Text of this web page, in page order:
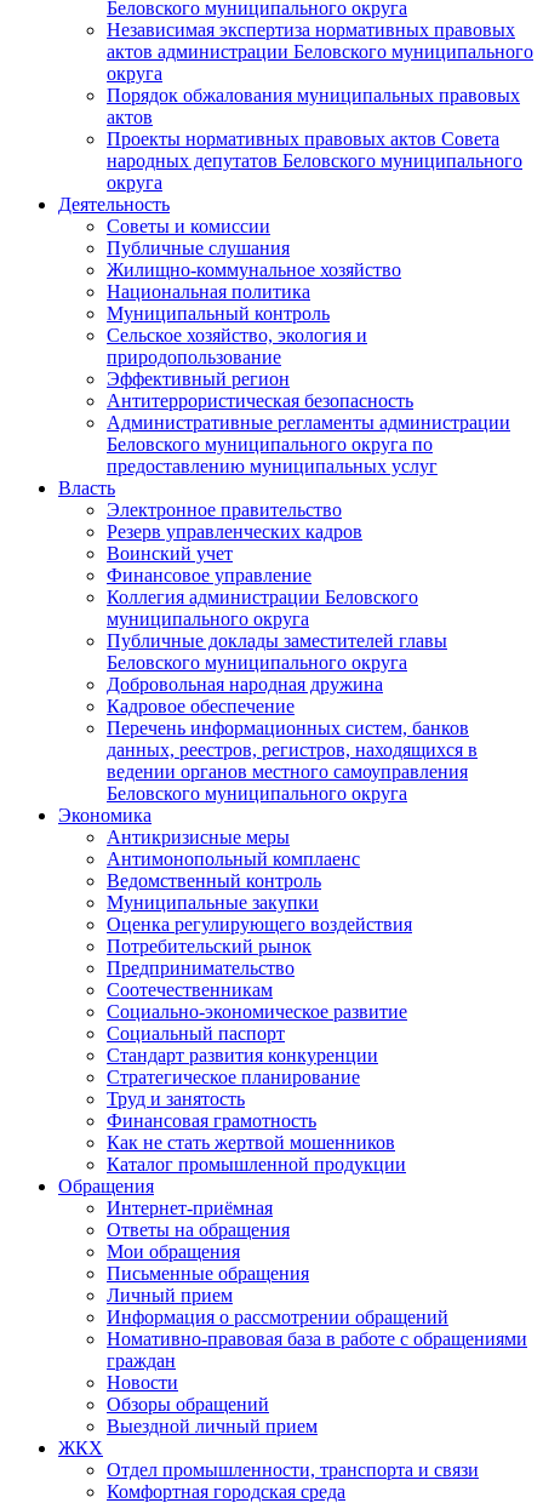
Беловского муниципального округа
Независимая экспертиза нормативных правовых
актов администрации Беловского муниципального
округа
Порядок обжалования муниципальных правовых
актов
Проекты нормативных правовых актов Совета
народных депутатов Беловского муниципального
округа
Деятельность
Советы и комиссии
Публичные слушания
Жилищно-коммунальное хозяйство
Национальная политика
Муниципальный контроль
Сельское хозяйство, экология и
природопользование
Эффективный регион
Антитеррористическая безопасность
Административные регламенты администрации
Беловского муниципального округа по
предоставлению муниципальных услуг
Власть
Электронное правительство
Резерв управленческих кадров
Воинский учет
Финансовое управление
Коллегия администрации Беловского
муниципального округа
Публичные доклады заместителей главы
Беловского муниципального округа
Добровольная народная дружина
Кадровое обеспечение
Перечень информационных систем, банков
данных, реестров, регистров, находящихся в
ведении органов местного самоуправления
Беловского муниципального округа
Экономика
Антикризисные меры
Антимонопольный комплаенс
Ведомственный контроль
Муниципальные закупки
Оценка регулирующего воздействия
Потребительский рынок
Предпринимательство
Соотечественникам
Социально-экономическое развитие
Социальный паспорт
Стандарт развития конкуренции
Стратегическое планирование
Труд и занятость
Финансовая грамотность
Как не стать жертвой мошенников
Каталог промышленной продукции
Обращения
Интернет-приёмная
Ответы на обращения
Мои обращения
Письменные обращения
Личный прием
Информация о рассмотрении обращений
Номативно-правовая база в работе с обращениями
граждан
Новости
Обзоры обращений
Выездной личный прием
ЖКХ
Отдел промышленности, транспорта и связи
Комфортная городская среда